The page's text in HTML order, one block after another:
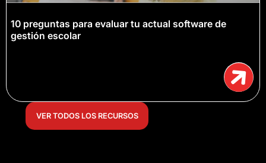
10 preguntas para evaluar tu actual software de
gestión escolar
VER TODOS LOS RECURSOS